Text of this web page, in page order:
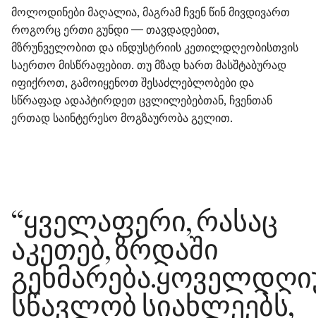
მოლოდინები მაღალია, მაგრამ ჩვენ წინ მივდივართ
როგორც ერთი გუნდი — თავდადებით,
მზრუნველობით და ინდუსტრიის კეთილდღეობისთვის
საერთო მისწრაფებით. თუ მზად ხართ მასშტაბურად
იფიქროთ, გამოიყენოთ შესაძლებლობები და
სწრაფად ადაპტირდეთ ცვლილებებთან, ჩვენთან
ერთად საინტერესო მოგზაურობა გელით.
“ყველაფერი, რასაც
აკეთებ, ზრდაში
სწავლობ სიახლეებს,